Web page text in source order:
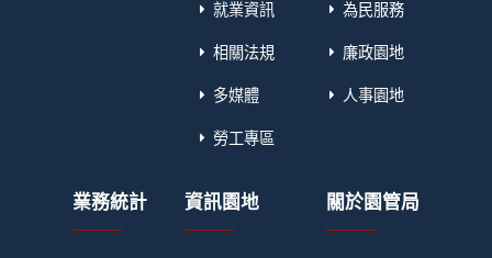
就業資訊
相關法規
多媒體
勞工專區
為民服務
廉政園地
人事園地
業務統計 資訊園地 關於園管局